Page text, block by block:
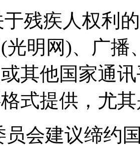
于残疾人权利
光明网)、广播
其他国家通
式提供，尤
员会建议缔约